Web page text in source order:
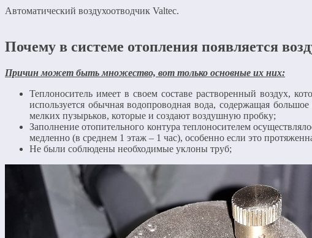
Автоматический воздухоотводчик Valtec.
Почему в системе отопления появляется
Причин может быть множество, вот только основные их них:
Теплоноситель имеет в своем составе растворенный воздух,
используется обычная водопроводная вода, содержащая
мелких пузырьков, которые и создают воздушную пробку;
Заполнение отопительного контура теплоносителем
медленно (в среднем 1 этаж – 1 час), особенно если это
Не были соблюдены необходимые уклоны труб;